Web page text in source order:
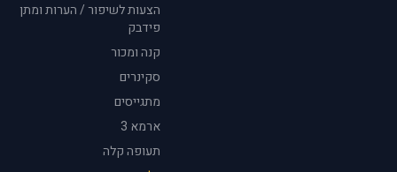
הצעות לשיפור / הערות ומתן
פידבק
קנה ומכור
סקינרים
מתגייסים
ארמא 3
תעופה קלה